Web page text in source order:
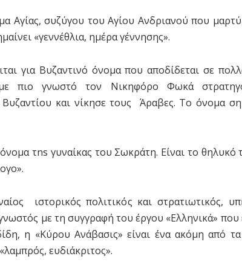
Aγίας, συζύγου του Αγίου Ανδριανού που
«γεννέθλια, ημέρα γέννησης».
για Βυζαντινό όνομα που αποδίδεται σε
πιο γνωστό τον Νικηφόρο Φωκά
και νίκησε τους Άραβες. Το όνομα
όνομα τns γυναίκας του Σωκράτη. Είναι το
ιστορικός πολιτικός και στρατιωτικός,
με τη συγγραφή του έργου «Ελληνικά» που
η «Κύρου Ανάβασις» είναι ένα ακόμη από
ευδιάκριτος».